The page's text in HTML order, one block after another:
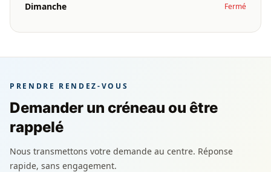
Dimanche Fermé
PRENDRE RENDEZ-VOUS
Demander un créneau ou être
rappelé
Nous transmettons votre demande au centre. Réponse
rapide, sans engagement.